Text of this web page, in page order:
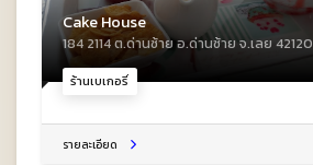
ร้านเบเกอรี่
Cake House
184 2114 ต.ด่านซ้าย อ.ด่านซ้าย จ.เลย 42120
รายละเอียด